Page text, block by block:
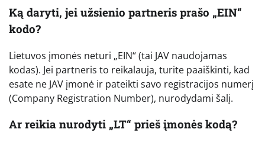
Ką daryti, jei užsienio partneris prašo „EIN“
kodo?
Lietuvos įmonės neturi „EIN“ (tai JAV naudojamas
kodas). Jei partneris to reikalauja, turite paaiškinti, kad
esate ne JAV įmonė ir pateikti savo registracijos numerį
(Company Registration Number), nurodydami šalį.
Ar reikia nurodyti „LT“ prieš įmonės kodą?